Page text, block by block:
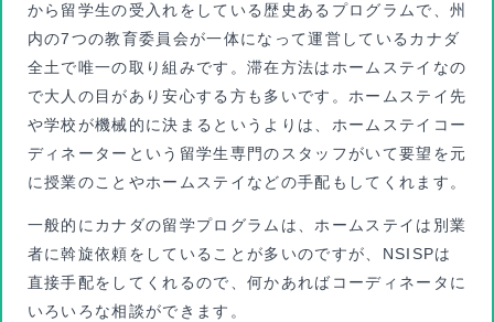
から留学生の受入れをしている歴史あるプログラムで、州
内の7つの教育委員会が一体になって運営しているカナダ
全土で唯一の取り組みです。滞在方法はホームステイなの
で大人の目があり安心する方も多いです。ホームステイ先
や学校が機械的に決まるというよりは、ホームステイコー
ディネーターという留学生専門のスタッフがいて要望を元
に授業のことやホームステイなどの手配もしてくれます。
一般的にカナダの留学プログラムは、ホームステイは別業
者に斡旋依頼をしていることが多いのですが、NSISPは
直接手配をしてくれるので、何かあればコーディネータに
いろいろな相談ができます。